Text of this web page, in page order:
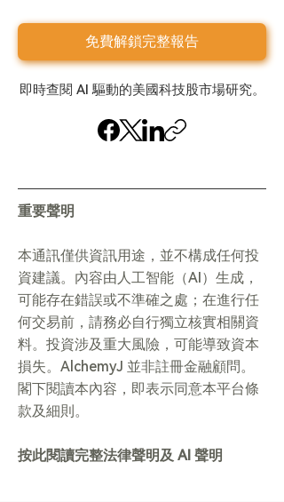
免費解鎖完整報告
即時查閱 AI 驅動的美國科技股市場研究。
重要聲明
本通訊僅供資訊用途，並不構成任何投
資建議。內容由人工智能（AI）生成，
可能存在錯誤或不準確之處；在進行任
何交易前，請務必自行獨立核實相關資
料。投資涉及重大風險，可能導致資本
損失。AlchemyJ 並非註冊金融顧問。
閣下閱讀本內容，即表示同意本平台條
款及細則。
按此閱讀完整法律聲明及 AI 聲明